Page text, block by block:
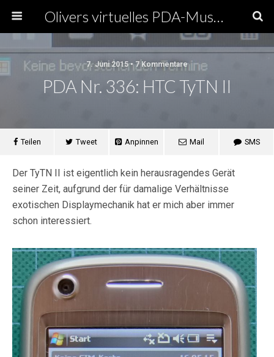
Olivers virtuelles PDA-Museum
7. Juni 2015 • 7 Kommentare
PDA Nr. 336: HTC TyTN II
Teilen Tweet Anpinnen Mail SMS
Der TyTN II ist eigentlich kein herausragendes Gerät
seiner Zeit, aufgrund der für damalige Verhältnisse
exotischen Displaymechanik hat er mich aber immer
schon interessiert.